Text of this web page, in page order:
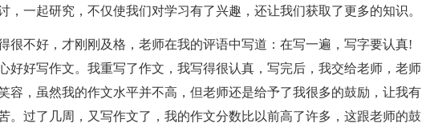
，一起研究，不仅使我们对学习有了兴趣，还让我们获取了更多的知识。
很不好，才刚刚及格，老师在我的评语中写道：在写一遍，写字要认真!
好好写作文。我重写了作文，我写得很认真，写完后，我交给老师，老师
容，虽然我的作文水平并不高，但老师还是给予了我很多的鼓励，让我有
。过了几周，又写作文了，我的作文分数比以前高了许多，这跟老师的鼓